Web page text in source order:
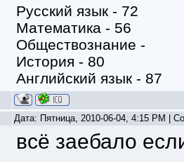
Русский язык - 72
Математика - 56
Обществознание -
История - 80
Английский язык - 87
Дата: Пятница, 2010-06-04, 4:15 PM |
всё заебало